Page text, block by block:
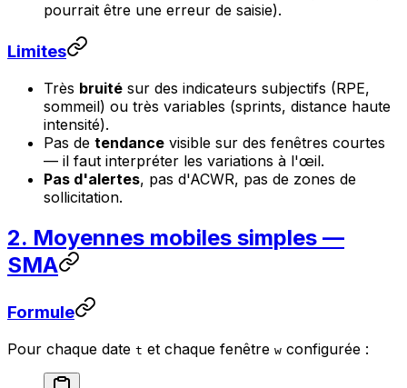
pourrait être une erreur de saisie).
Limites
Très bruité sur des indicateurs subjectifs (RPE,
sommeil) ou très variables (sprints, distance haute
intensité).
Pas de tendance visible sur des fenêtres courtes
— il faut interpréter les variations à l'œil.
Pas d'alertes, pas d'ACWR, pas de zones de
sollicitation.
2. Moyennes mobiles simples —
SMA
Formule
Pour chaque date t et chaque fenêtre w configurée :